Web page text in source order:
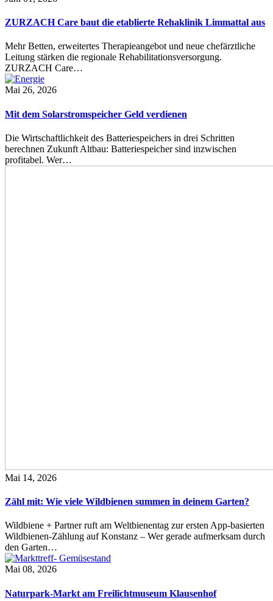
ZURZACH Care baut die etablierte Rehaklinik Limmattal aus
Mehr Betten, erweitertes Therapieangebot und neue chefärztliche
Leitung stärken die regionale Rehabilitationsversorgung.
ZURZACH Care…
Mai 26, 2026
Mit dem Solarstromspeicher Geld verdienen
Die Wirtschaftlichkeit des Batteriespeichers in drei Schritten
berechnen Zukunft Altbau: Batteriespeicher sind inzwischen
profitabel. Wer…
Mai 14, 2026
Zähl mit: Wie viele Wildbienen summen in deinem Garten?
Wildbiene + Partner ruft am Weltbienentag zur ersten App-basierten
Wildbienen-Zählung auf Konstanz – Wer gerade aufmerksam durch
den Garten…
Mai 08, 2026
Naturpark-Markt am Freilichtmuseum Klausenhof